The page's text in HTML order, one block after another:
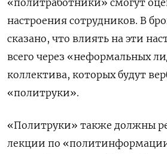
настроения сотрудников. В
сказано, что влиять на эти
всего через «неформальных
коллектива, которых будут
«политруки».
«Политруки» также должны
лекции по